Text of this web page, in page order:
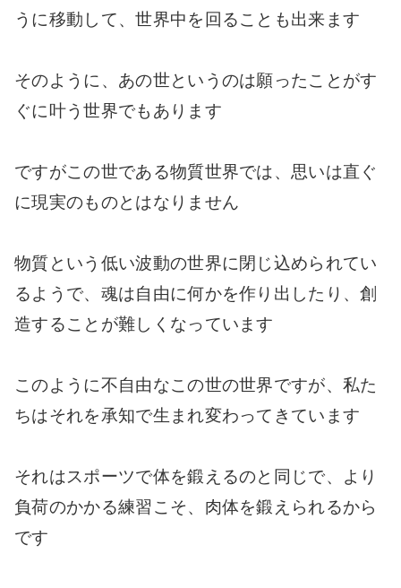
うに移動して、世界中を回ることも出来ます
そのように、あの世というのは願ったことがす
ぐに叶う世界でもあります
ですがこの世である物質世界では、思いは直ぐ
に現実のものとはなりません
物質という低い波動の世界に閉じ込められてい
るようで、魂は自由に何かを作り出したり、創
造することが難しくなっています
このように不自由なこの世の世界ですが、私た
ちはそれを承知で生まれ変わってきています
それはスポーツで体を鍛えるのと同じで、より
負荷のかかる練習こそ、肉体を鍛えられるから
です